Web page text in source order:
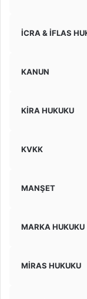
İCRA & İFLAS
KANUN
KİRA HUKUKU
KVKK
MANŞET
MARKA HUKUKU
MİRAS HUKUKU